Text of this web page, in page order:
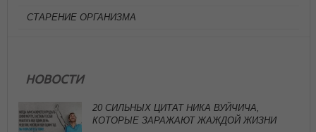
СТАРЕНИЕ ОРГАНИЗМА
НОВОСТИ
20 СИЛЬНЫХ ЦИТАТ НИКА ВУЙЧИЧА,
КОТОРЫЕ ЗАРАЖАЮТ ЖАЖДОЙ ЖИЗНИ